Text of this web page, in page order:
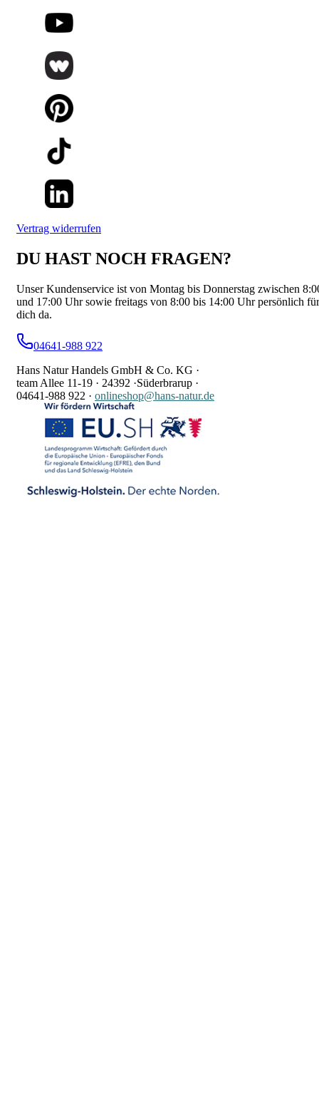
Vertrag widerrufen
DU HAST NOCH FRAGEN?
Unser Kundenservice ist von Montag bis Donnerstag zwischen
und 17:00 Uhr sowie freitags von 8:00 bis 14:00 Uhr persönlich für
dich da.
04641-988 922
Hans Natur Handels GmbH & Co. KG ·
team Allee 11-19 · 24392 ·Süderbrarup ·
04641-988 922 · onlineshop@hans-natur.de